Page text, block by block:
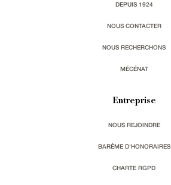
DEPUIS 1924
NOUS CONTACTER
NOUS RECHERCHONS
MÉCÉNAT
Entreprise
NOUS REJOINDRE
BARÈME D'HONORAIRES
CHARTE RGPD